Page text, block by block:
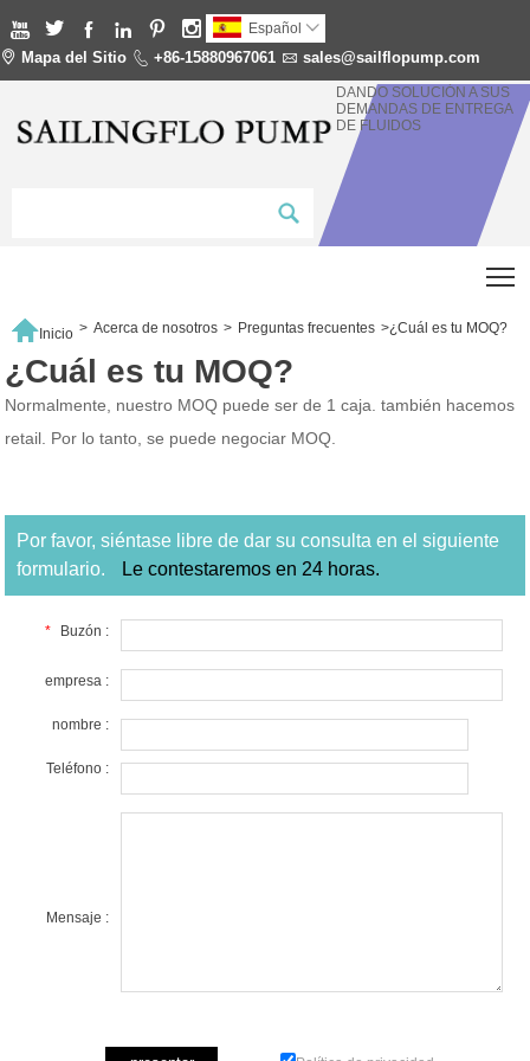
      Español 
 Mapa del Sitio  +86-15880967061  sales@sailflopump.com
DANDO SOLUCIÓN A SUS
DEMANDAS DE ENTREGA
DE FLUIDOS
Inicio > Acerca de nosotros > Preguntas frecuentes >¿Cuál es tu MOQ?
¿Cuál es tu MOQ?
Normalmente, nuestro MOQ puede ser de 1 caja. también hacemos
retail. Por lo tanto, se puede negociar MOQ.
Por favor, siéntase libre de dar su consulta en el siguiente
formulario.
Le contestaremos en 24 horas.
* Buzón :
empresa :
nombre :
Teléfono :
Mensaje :